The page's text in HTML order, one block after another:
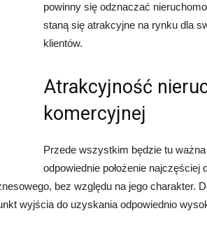
powinny się odznaczać
staną się atrakcyjne na rynku dla
klientów.
Atrakcyjność
komercyjnej
Przede wszystkim będzie tu
odpowiednie położenie najczęściej
bez względu na jego charakter.
wyjścia do uzyskania odpowiednio